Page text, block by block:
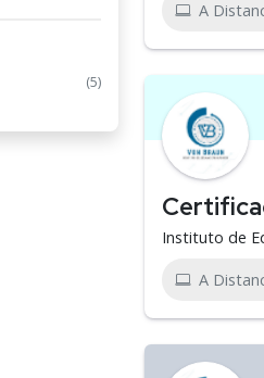
(5)
A
Instituto de
A